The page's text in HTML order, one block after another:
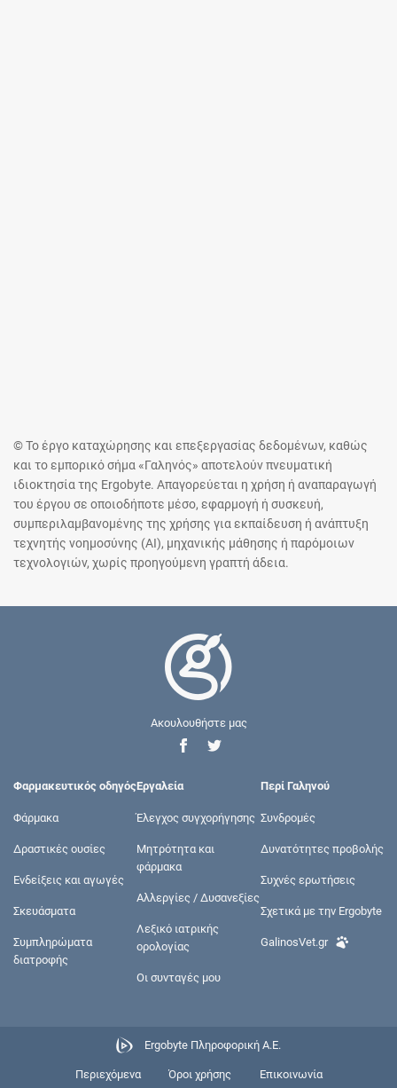
© Το έργο καταχώρησης και επεξεργασίας δεδομένων, καθώς
και το εμπορικό σήμα «Γαληνός» αποτελούν πνευματική
ιδιοκτησία της Ergobyte. Απαγορεύεται η χρήση ή αναπαραγωγή
του έργου σε οποιοδήποτε μέσο, εφαρμογή ή συσκευή,
συμπεριλαμβανομένης της χρήσης για εκπαίδευση ή ανάπτυξη
τεχνητής νοημοσύνης (AI), μηχανικής μάθησης ή παρόμοιων
τεχνολογιών, χωρίς προηγούμενη γραπτή άδεια.
Ακουλουθήστε μας
Φαρμακευτικός οδηγός
Φάρμακα
Δραστικές ουσίες
Ενδείξεις και αγωγές
Σκευάσματα
Συμπληρώματα
διατροφής
Εργαλεία
Έλεγχος συγχορήγησης
Μητρότητα και
φάρμακα
Αλλεργίες / Δυσανεξίες
Λεξικό ιατρικής
ορολογίας
Οι συνταγές μου
Περί Γαληνού
Συνδρομές
Δυνατότητες προβολής
Συχνές ερωτήσεις
Σχετικά με την Ergobyte
GalinosVet.gr
Ergobyte Πληροφορική Α.Ε.
Περιεχόμενα Όροι χρήσης Επικοινωνία